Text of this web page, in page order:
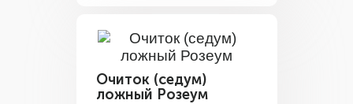
Очиток (седум)
ложный Розеум